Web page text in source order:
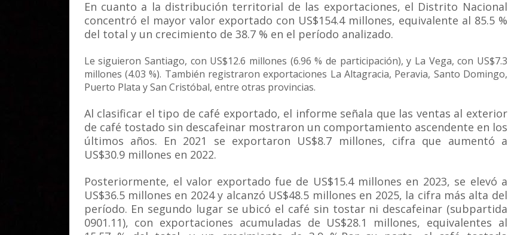
En cuanto a la distribución territorial de las exportaciones, el Distrito Nacional
concentró el mayor valor exportado con US$154.4 millones, equivalente al 85.5 %
del total y un crecimiento de 38.7 % en el período analizado.
Le siguieron Santiago, con US$12.6 millones (6.96 % de participación), y La Vega, con US$7.3
millones (4.03 %). También registraron exportaciones La Altagracia, Peravia, Santo Domingo,
Puerto Plata y San Cristóbal, entre otras provincias.
Al clasificar el tipo de café exportado, el informe señala que las ventas al exterior
de café tostado sin descafeinar mostraron un comportamiento ascendente en los
últimos años. En 2021 se exportaron US$8.7 millones, cifra que aumentó a
US$30.9 millones en 2022.
Posteriormente, el valor exportado fue de US$15.4 millones en 2023, se elevó a
US$36.5 millones en 2024 y alcanzó US$48.5 millones en 2025, la cifra más alta del
período. En segundo lugar se ubicó el café sin tostar ni descafeinar (subpartida
0901.11), con exportaciones acumuladas de US$28.1 millones, equivalentes al